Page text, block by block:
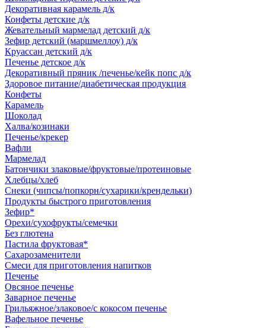
Декоративная карамель д/к
Конфеты детские д/к
Жевательный мармелад детский д/к
Зефир детский (маршмеллоу) д/к
Круассан детский д/к
Печенье детское д/к
Декоративный пряник /печенье/кейк попс д/к
Здоровое питание/диабетическая продукция
Конфеты
Карамель
Шоколад
Халва/козинаки
Печенье/крекер
Вафли
Мармелад
Батончики злаковые/фруктовые/протеиновые
Хлебцы/хлеб
Снеки (чипсы/попкорн/сухарики/крендельки)
Продукты быстрого приготовления
Зефир*
Орехи/сухофрукты/семечки
Без глютена
Пастила фруктовая*
Сахарозаменители
Смеси для приготовления напитков
Печенье
Овсяное печенье
Заварное печенье
Грильяжное/злаковое/с кокосом печенье
Вафельное печенье